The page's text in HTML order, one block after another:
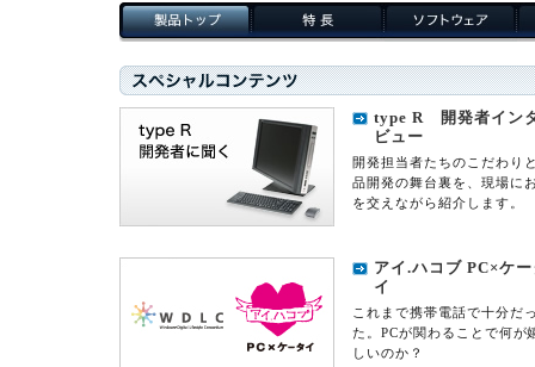
type R 開発者イン
ビュー
開発担当者たちのこだわり
品開発の舞台裏を、現場に
を交えながら紹介します。
アイ.ハコブ PC×ケー
イ
これまで携帯電話で十分だ
た。PCが関わることで何が
しいのか？